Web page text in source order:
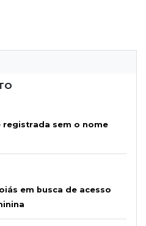
registrada sem o nome
em busca de acesso